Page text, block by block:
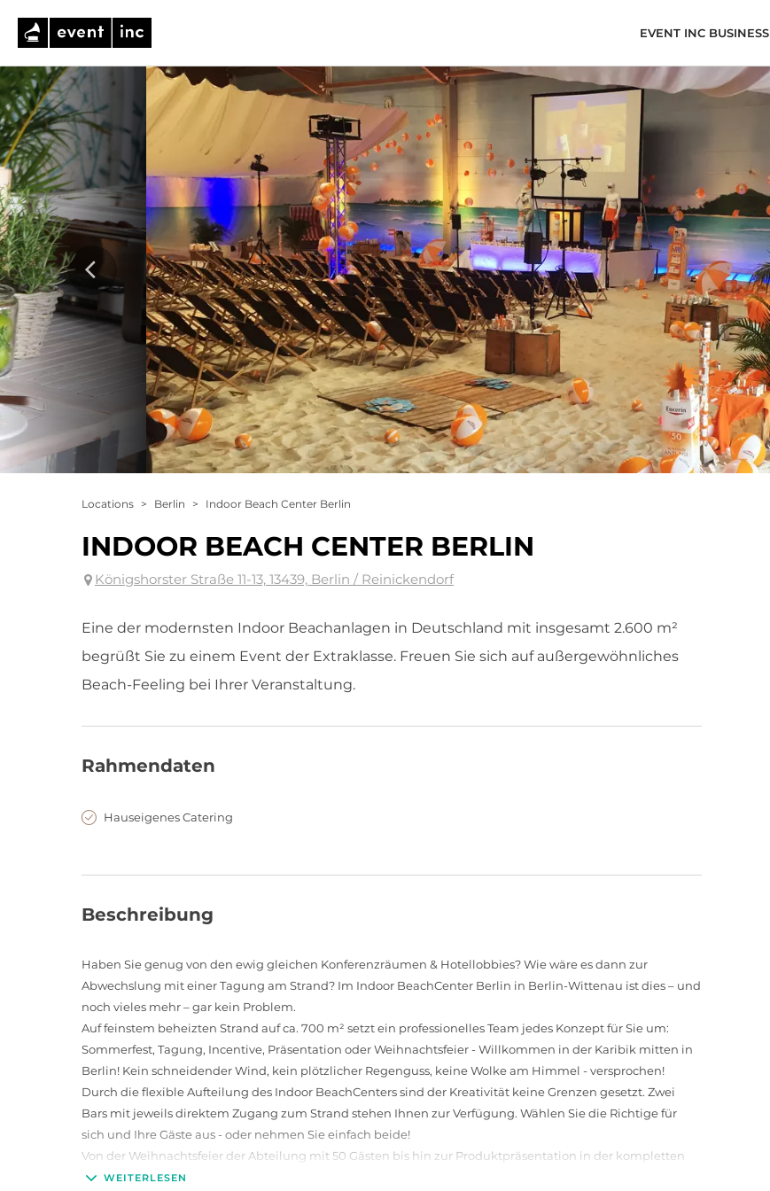
EVENT INC BUSINESS
Locations > Berlin > Indoor Beach Center Berlin
INDOOR BEACH CENTER BERLIN
Königshorster Straße 11-13, 13439, Berlin / Reinickendorf
Eine der modernsten Indoor Beachanlagen in Deutschland mit insgesamt 2.600 m²
begrüßt Sie zu einem Event der Extraklasse. Freuen Sie sich auf außergewöhnliches
Beach-Feeling bei Ihrer Veranstaltung.
Rahmendaten
Hauseigenes Catering
Beschreibung
Haben Sie genug von den ewig gleichen Konferenzräumen & Hotellobbies? Wie wäre es dann zur
Abwechslung mit einer Tagung am Strand? Im Indoor BeachCenter Berlin in Berlin-Wittenau ist dies – und
noch vieles mehr – gar kein Problem.
Auf feinstem beheizten Strand auf ca. 700 m² setzt ein professionelles Team jedes Konzept für Sie um:
Sommerfest, Tagung, Incentive, Präsentation oder Weihnachtsfeier - Willkommen in der Karibik mitten in
Berlin! Kein schneidender Wind, kein plötzlicher Regenguss, keine Wolke am Himmel - versprochen!
Durch die flexible Aufteilung des Indoor BeachCenters sind der Kreativität keine Grenzen gesetzt. Zwei
Bars mit jeweils direktem Zugang zum Strand stehen Ihnen zur Verfügung. Wählen Sie die Richtige für
sich und Ihre Gäste aus - oder nehmen Sie einfach beide!
Von der Weihnachtsfeier der Abteilung mit 50 Gästen bis hin zur Produktpräsentation in der kompletten
Halle mit bis zu 500 Gästen (in- und outdoor) ist das IBC allen Ihren Wünschen und Anforderungen
WEITERLESEN